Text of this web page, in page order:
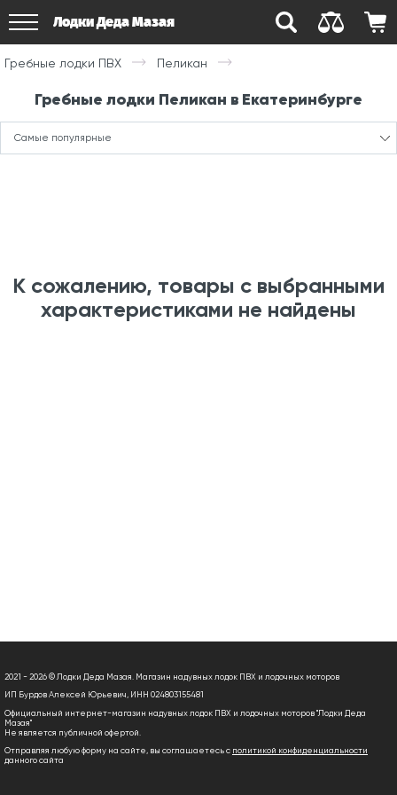
Лодки Деда Мазая
Гребные лодки ПВХ Пеликан
Гребные лодки Пеликан в Екатеринбурге
Самые популярные
К сожалению, товары с выбранными
характеристиками не найдены
2021 - 2026 © Лодки Деда Мазая. Магазин надувных лодок ПВХ и лодочных моторов
ИП Бурдов Алексей Юрьевич, ИНН 024803155481
Официальный интернет-магазин надувных лодок ПВХ и лодочных моторов "Лодки Деда
Мазая"
Не является публичной офертой.
Отправляя любую форму на сайте, вы соглашаетесь с политикой конфиденциальности
данного сайта